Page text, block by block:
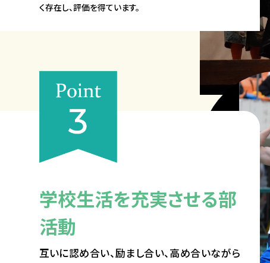
く存在し、評価を得ています。
学校生活を充実させる部
活動
互いに認め合い、励まし合い、高め合いながら